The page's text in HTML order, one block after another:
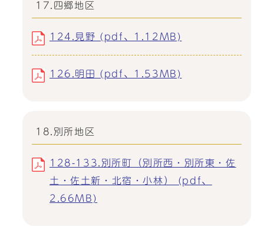
17.四郷地区
124.見野 (pdf、1.12MB)
126.明田 (pdf、1.53MB)
18.別所地区
128-133.別所町（別所西・別所東・佐
土・佐土新・北宿・小林） (pdf、
2.66MB)